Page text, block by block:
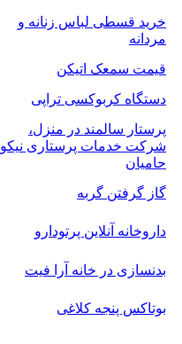
خرید قسطی لباس زنانه و
مردانه
قیمت سمعک اتیکن
دستگاه کربوکسی تراپی
پرستار سالمند در منزل،
شرکت خدمات پرستاری نیکو
حامیان
گاز گرفتن گربه
داروخانه آنلاین پرتودارو
بدنسازی در خانه آرا فیت
بوتاکس پنجه کلاغی